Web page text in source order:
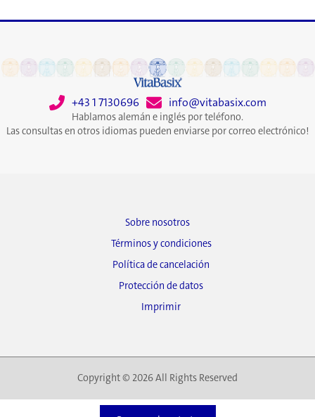
+43 1 7130696 info@vitabasix.com
Hablamos alemán e inglés por teléfono.
Las consultas en otros idiomas pueden enviarse por correo electrónico!
Sobre nosotros
Términos y condiciones
Política de cancelación
Protección de datos
Imprimir
Copyright © 2026 All Rights Reserved